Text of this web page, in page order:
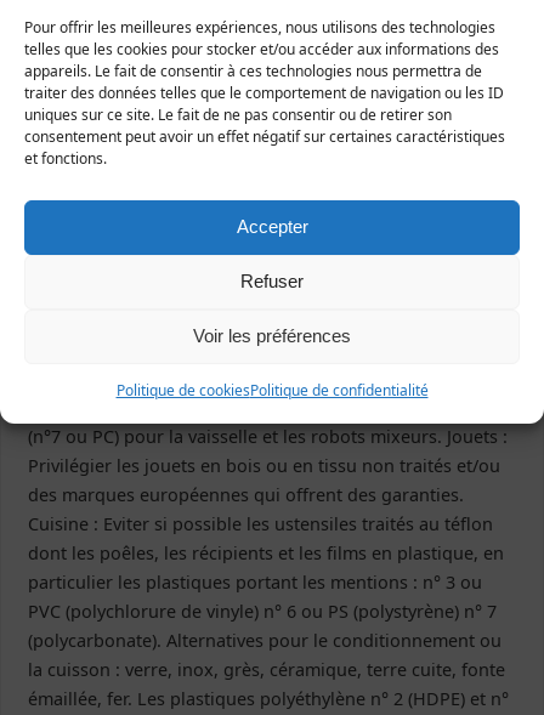
Pour offrir les meilleures expériences, nous utilisons des technologies
telles que les cookies pour stocker et/ou accéder aux informations des
appareils. Le fait de consentir à ces technologies nous permettra de
traiter des données telles que le comportement de navigation ou les ID
uniques sur ce site. Le fait de ne pas consentir ou de retirer son
consentement peut avoir un effet négatif sur certaines caractéristiques
et fonctions.
Accepter
Refuser
Voir les préférences
Politique de cookiesPolitique de confidentialité
éviter les Perturbateurs endocriniens au quotidien :
Aliments : Privilégier les produits frais non transformés,
diversifier votre alimentation. préférer les fruits et
légumes « bio » ou cultivés localement sans pesticides. A
défaut peler ceux provenant de l’agriculture
canettes, sauf mention « sans BPA », et privilégier les
conditionnements en verre. Beauté : Utiliser le moins
possible de produits cosmétiques et de lotions au cours
de la grossesse et de l’allaitement. Ingrédients à éviter :
(souvent notés fragrances) parabènes, phénoxyéthanol)
BHA et Benzophénone. Bébé/enfant : Le choix le plus sûr
(n°7 ou PC) pour la vaisselle et les robots mixeurs. Jouets :
Privilégier les jouets en bois ou en tissu non traités et/ou
des marques européennes qui offrent des garanties.
Cuisine : Eviter si possible les ustensiles traités au téflon
dont les poêles, les récipients et les films en plastique, en
particulier les plastiques portant les mentions : n° 3 ou
PVC (polychlorure de vinyle) n° 6 ou PS (polystyrène) n° 7
(polycarbonate). Alternatives pour le conditionnement ou
la cuisson : verre, inox, grès, céramique, terre cuite, fonte
émaillée, fer. Les plastiques polyéthylène n° 2 (HDPE) et n°